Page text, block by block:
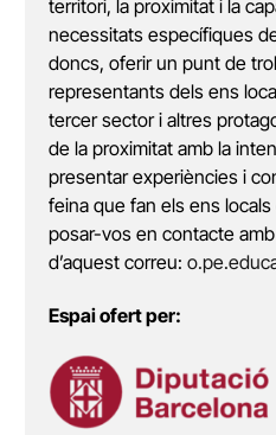
territori, la proximitat i la
necessitats específiques
doncs, oferir un punt de
representants dels ens
tercer sector i altres
de la proximitat amb la
presentar experiències i
feina que fan els ens
posar-vos en contacte
d’aquest correu:
Espai ofert per: